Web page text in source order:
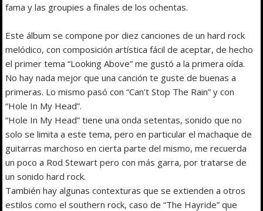
fama y las groupies a finales de los ochentas.
Este álbum se compone por diez canciones de un hard rock
melódico, con composición artística fácil de aceptar, de hecho
el primer tema “Looking Above” me gustó a la primera oída.
No hay nada mejor que una canción te guste de buenas a
primeras. Lo mismo pasó con “Can’t Stop The Rain” y con
“Hole In My Head”.
“Hole In My Head” tiene una onda setentas, sonido que no
solo se limita a este tema, pero en particular el machaque de
guitarras marchoso en cierta parte del mismo, me recuerda
un poco a Rod Stewart pero con más garra, por tratarse de
un sonido hard rock.
También hay algunas contexturas que se extienden a otros
estilos como el southern rock, caso de “The Hayride” que